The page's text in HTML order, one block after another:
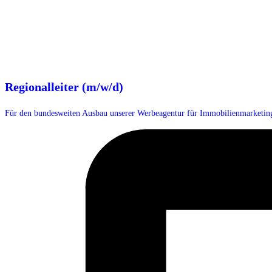
Regionalleiter (m/w/d)
Für den bundesweiten Ausbau unserer Werbeagentur für